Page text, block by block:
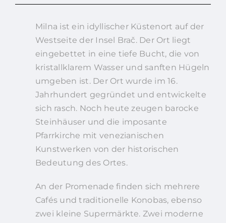
Milna ist ein idyllischer Küstenort auf der
Westseite der Insel Brač. Der Ort liegt
eingebettet in eine tiefe Bucht, die von
kristallklarem Wasser und sanften Hügeln
umgeben ist. Der Ort wurde im 16.
Jahrhundert gegründet und entwickelte
sich rasch. Noch heute zeugen barocke
Steinhäuser und die imposante
Pfarrkirche mit venezianischen
Kunstwerken von der historischen
Bedeutung des Ortes.
An der Promenade finden sich mehrere
Cafés und traditionelle Konobas, ebenso
zwei kleine Supermärkte. Zwei moderne